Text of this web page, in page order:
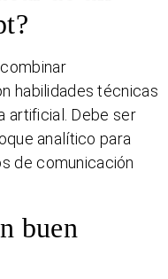
habilidades técnicas
artificial. Debe ser
analítico para
de comunicación
buen